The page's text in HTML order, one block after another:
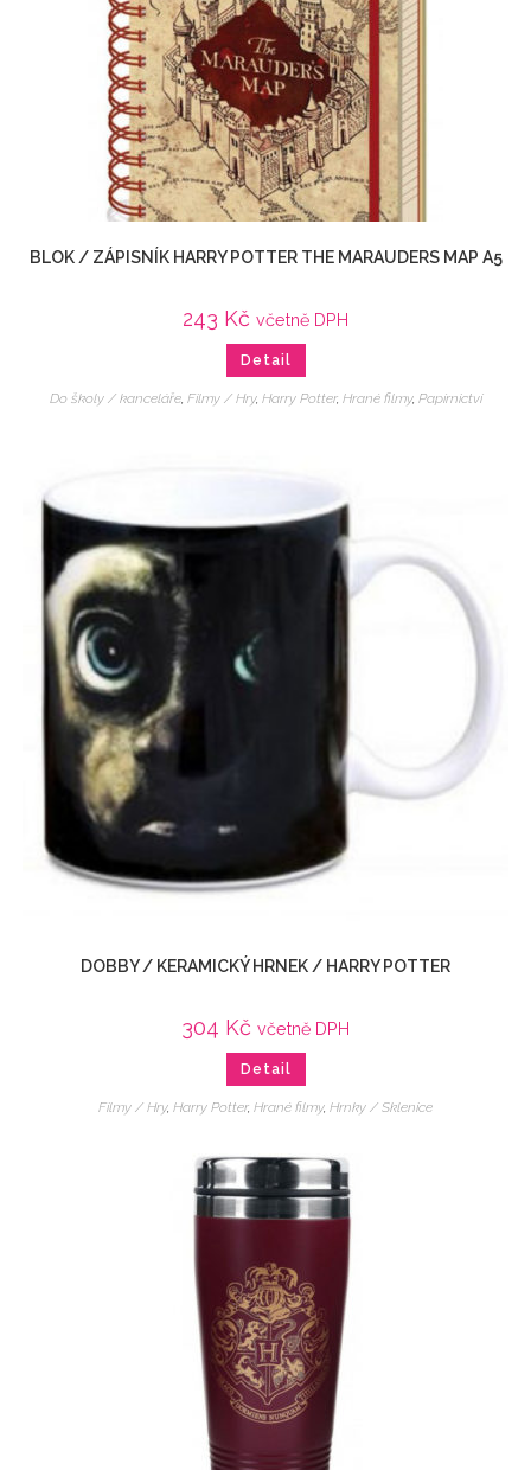
BLOK / ZÁPISNÍK HARRY POTTER THE MARAUDERS MAP A5
243 Kč včetně DPH
Detail
Do školy / kanceláře, Filmy / Hry, Harry Potter, Hrané filmy, Papírnictví
DOBBY / KERAMICKÝ HRNEK / HARRY POTTER
304 Kč včetně DPH
Detail
Filmy / Hry, Harry Potter, Hrané filmy, Hrnky / Sklenice